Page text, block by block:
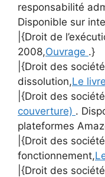
responsabilité
Disponible sur
|{Droit de
2008,Ouvrage .}
|{Droit des
dissolution,Le livre
|{Droit des
couverture) .
plateformes
|{Droit des
fonctionnement,
|{Droit des